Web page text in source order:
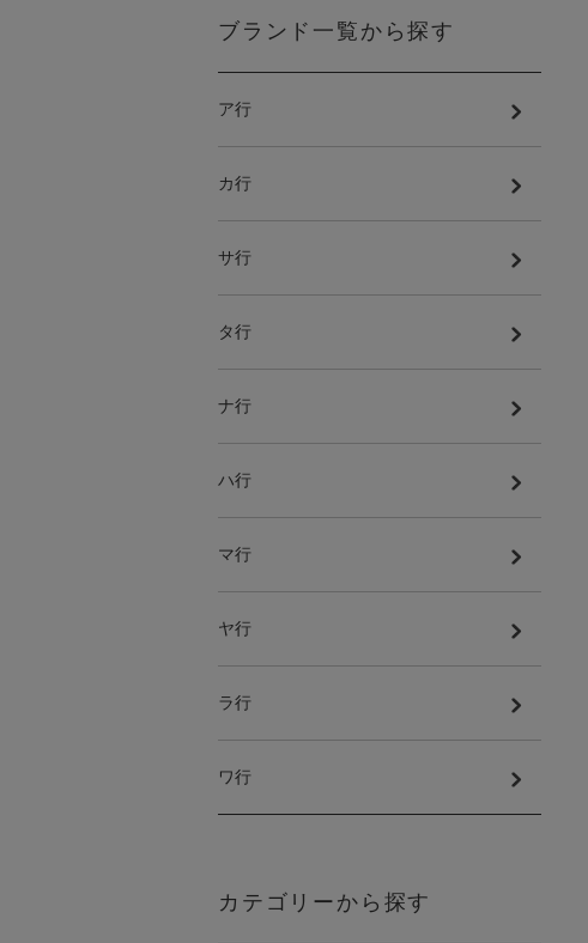
ブランド一覧から探す
ア行
カ行
サ行
タ行
ナ行
ハ行
マ行
ヤ行
ラ行
ワ行
カテゴリーから探す